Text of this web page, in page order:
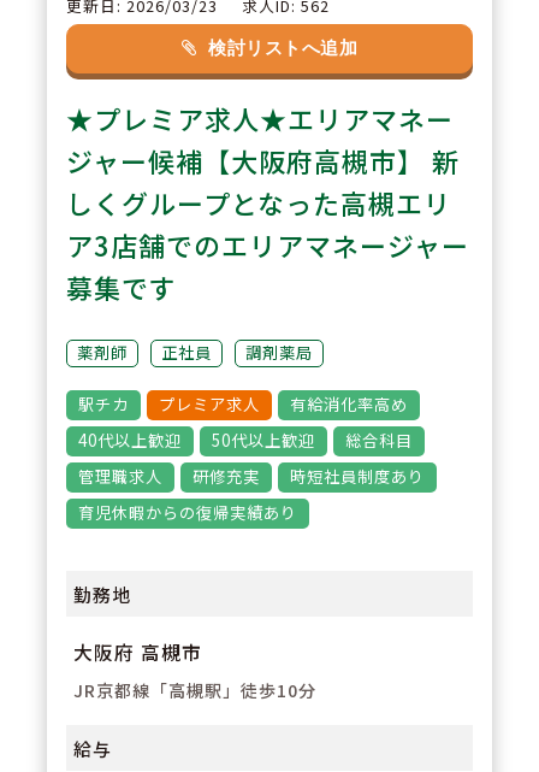
スタート可能】
法人契約により初期費用の負担が
なく、家賃も上限5万円まで会社
負担。新たな環境でも安心して勤
務を開始できます。
POINT 3
【経験が浅い方からでもキャリア
を築ける環境】
調剤経験の浅い方も応募可能。現
場での経験を積みながら、リクル
ーターや研修など＋αの業務チャ
レンジの可能性もございます。
更新日: 2026/03/23 求人ID: 562
検討リストへ追加
★プレミア求人★エリアマネー
ジャー候補【大阪府高槻市】 新
しくグループとなった高槻エリ
ア3店舗でのエリアマネージャー
募集です
薬剤師 正社員 調剤薬局
駅チカ プレミア求人
有給消化率高め
40代以上歓迎
50代以上歓迎
総合科目
管理職求人
研修充実
時短社員制度あり
育児休暇からの復帰実績あり
勤務地
大阪府 高槻市
JR京都線「高槻駅」徒歩10分
給与